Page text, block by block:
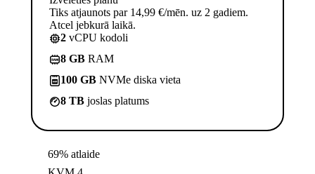
Tiks atjaunots par 14,99 €/mēn. uz 2 gadiem.
Atcel jebkurā laikā.
2 vCPU kodoli
8 GB RAM
100 GB NVMe diska vieta
8 TB joslas platums
69% atlaide